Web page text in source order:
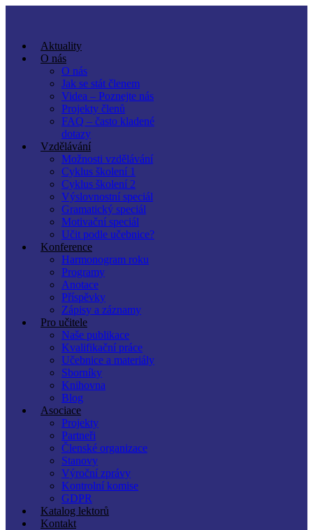
Aktuality
O nás
O nás
Jak se stát členem
Videa – Poznejte nás
Projekty členů
FAQ – často kladené
dotazy
Vzdělávání
Možnosti vzdělávání
Cyklus školení 1
Cyklus školení 2
Výslovnostní speciál
Gramatický speciál
Motivační speciál
Učit podle učebnice?
Konference
Harmonogram roku
Programy
Anotace
Příspěvky
Zápisy a záznamy
Pro učitele
Naše publikace
Kvalifikační práce
Učebnice a materiály
Sborníky
Knihovna
Blog
Asociace
Projekty
Partneři
Členské organizace
Stanovy
Výroční zprávy
Kontrolní komise
GDPR
Katalog lektorů
Kontakt